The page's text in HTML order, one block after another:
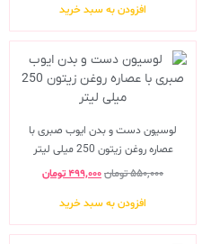
افزودن به سبد خرید
لوسیون دست و بدن ایوب صبری با
عصاره روغن زیتون 250 میلی لیتر
۵۵۰,۰۰۰تومان۴۹۹,۰۰۰تومان
افزودن به سبد خرید